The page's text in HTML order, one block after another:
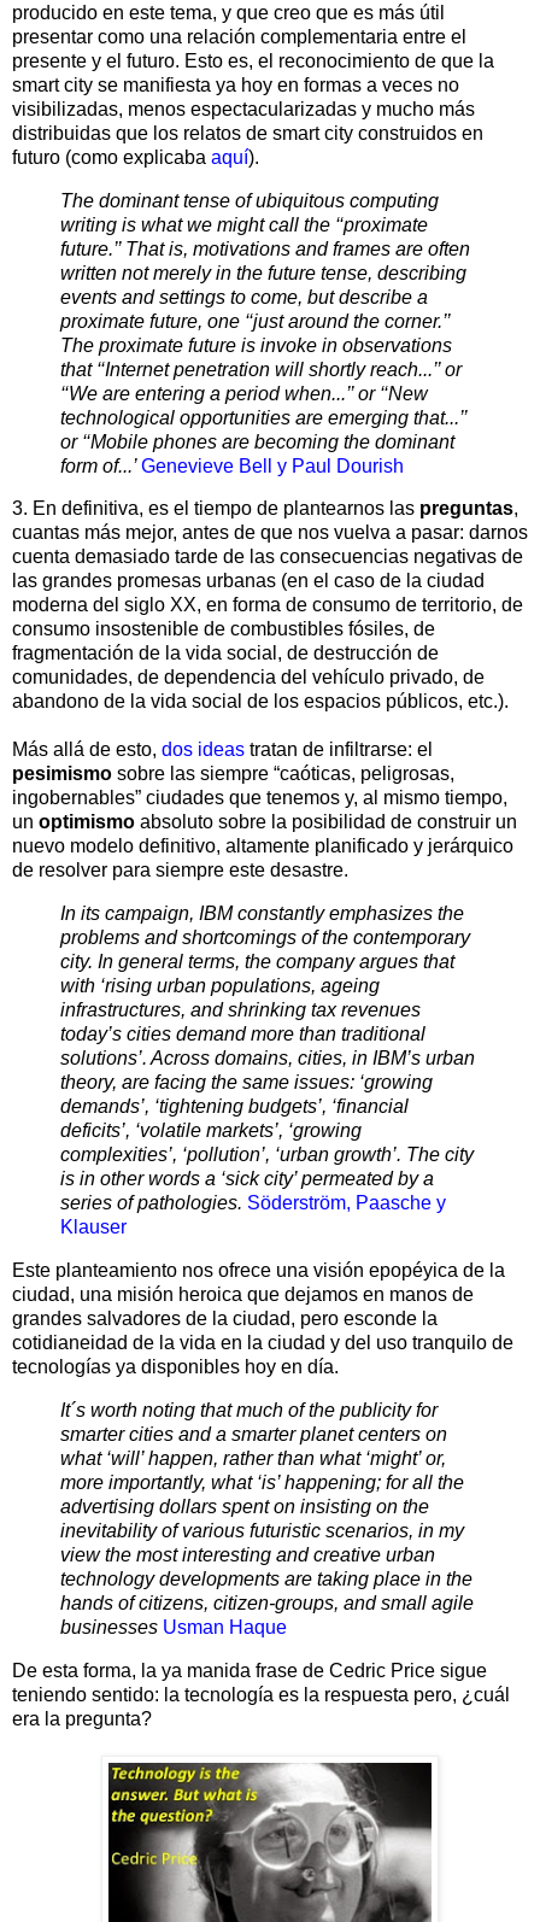
producido en este tema, y que creo que es más útil
presentar como una relación complementaria entre el
presente y el futuro. Esto es, el reconocimiento de que la
smart city se manifiesta ya hoy en formas a veces no
visibilizadas, menos espectacularizadas y mucho más
distribuidas que los relatos de smart city construidos en
futuro (como explicaba aquí).
The dominant tense of ubiquitous computing
writing is what we might call the ‘‘proximate
future.’’ That is, motivations and frames are often
written not merely in the future tense, describing
events and settings to come, but describe a
proximate future, one ‘‘just around the corner.’’
The proximate future is invoke in observations
that ‘‘Internet penetration will shortly reach...’’ or
‘‘We are entering a period when...’’ or ‘‘New
technological opportunities are emerging that...’’
or ‘‘Mobile phones are becoming the dominant
form of...’Genevieve Bell y Paul Dourish
3. En definitiva, es el tiempo de plantearnos las preguntas,
cuantas más mejor, antes de que nos vuelva a pasar: darnos
cuenta demasiado tarde de las consecuencias negativas de
las grandes promesas urbanas (en el caso de la ciudad
moderna del siglo XX, en forma de consumo de territorio, de
consumo insostenible de combustibles fósiles, de
fragmentación de la vida social, de destrucción de
comunidades, de dependencia del vehículo privado, de
abandono de la vida social de los espacios públicos, etc.).
Más allá de esto, dos ideas tratan de infiltrarse: el
pesimismo sobre las siempre “caóticas, peligrosas,
ingobernables” ciudades que tenemos y, al mismo tiempo,
un optimismo absoluto sobre la posibilidad de construir un
nuevo modelo definitivo, altamente planificado y jerárquico
de resolver para siempre este desastre.
In its campaign, IBM constantly emphasizes the
problems and shortcomings of the contemporary
city. In general terms, the company argues that
with ‘rising urban populations, ageing
infrastructures, and shrinking tax revenues
today’s cities demand more than traditional
solutions’. Across domains, cities, in IBM’s urban
theory, are facing the same issues: ‘growing
demands’, ‘tightening budgets’, ‘financial
deficits’, ‘volatile markets’, ‘growing
complexities’, ‘pollution’, ‘urban growth’. The city
is in other words a ‘sick city’ permeated by a
series of pathologies. Söderström, Paasche y
Klauser
Este planteamiento nos ofrece una visión epopéyica de la
ciudad, una misión heroica que dejamos en manos de
grandes salvadores de la ciudad, pero esconde la
cotidianeidad de la vida en la ciudad y del uso tranquilo de
tecnologías ya disponibles hoy en día.
It´s worth noting that much of the publicity for
smarter cities and a smarter planet centers on
what ‘will’ happen, rather than what ‘might’ or,
more importantly, what ‘is’ happening; for all the
advertising dollars spent on insisting on the
inevitability of various futuristic scenarios, in my
view the most interesting and creative urban
technology developments are taking place in the
hands of citizens, citizen-groups, and small agile
businesses Usman Haque
De esta forma, la ya manida frase de Cedric Price sigue
teniendo sentido: la tecnología es la respuesta pero, ¿cuál
era la pregunta?